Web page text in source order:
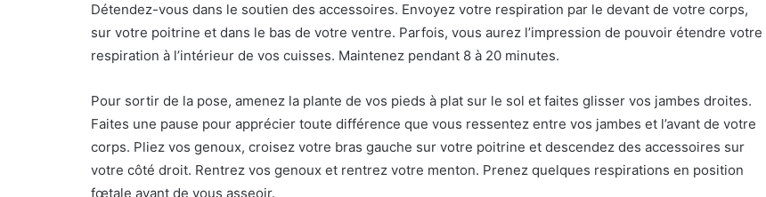
Détendez-vous dans le soutien des accessoires. Envoyez votre respiration par le devant de votre corps,
sur votre poitrine et dans le bas de votre ventre. Parfois, vous aurez l’impression de pouvoir étendre votre
respiration à l’intérieur de vos cuisses. Maintenez pendant 8 à 20 minutes.
Pour sortir de la pose, amenez la plante de vos pieds à plat sur le sol et faites glisser vos jambes droites.
Faites une pause pour apprécier toute différence que vous ressentez entre vos jambes et l’avant de votre
corps. Pliez vos genoux, croisez votre bras gauche sur votre poitrine et descendez des accessoires sur
votre côté droit. Rentrez vos genoux et rentrez votre menton. Prenez quelques respirations en position
fœtale avant de vous asseoir.